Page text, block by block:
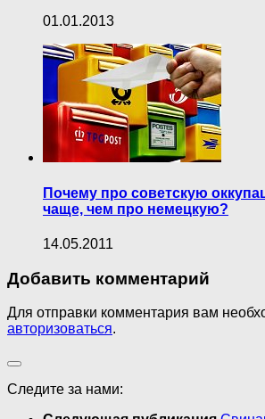
01.01.2013
Почему про советскую
чаще, чем про немецкую?
14.05.2011
Добавить комментарий
Для отправки комментария вам
авторизоваться.
Следите за нами: